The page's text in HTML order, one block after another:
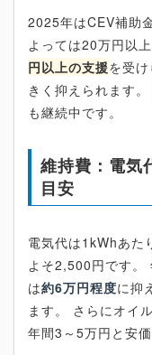
2025年はCEV補助
よっては20万円以
円以上の支援を受
きく抑えられます
も継続中です。
維持費：電気
目安
電気代は1kWhあた
よそ2,500円です。
は約6万円程度に抑
ます。 さらにオイ
年間3～5万円と安価